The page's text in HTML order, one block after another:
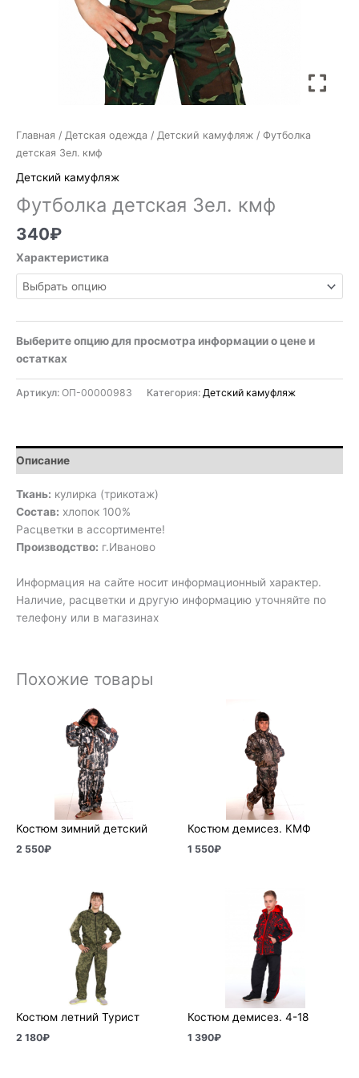
Главная / Детская одежда / Детский камуфляж / Футболка
детская Зел. кмф
Детский камуфляж
Футболка детская Зел. кмф
340₽
Характеристика
Выберите опцию для просмотра информации о цене и
остатках
Артикул: ОП-00000983 Категория: Детский камуфляж
Описание
Ткань: кулирка (трикотаж)
Состав: хлопок 100%
Расцветки в ассортименте!
Производство: г.Иваново
Информация на сайте носит информационный характер.
Наличие, расцветки и другую информацию уточняйте по
телефону или в магазинах
Похожие товары
Костюм зимний детский
2 550₽
Костюм демисез. КМФ
1 550₽
Костюм летний Турист
2 180₽
Костюм демисез. 4-18
1 390₽